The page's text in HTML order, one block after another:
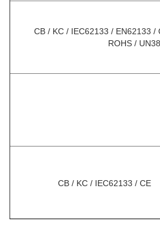
CB / KC / IEC62133 / EN62133 /
ROHS /
CB / KC / IEC62133 / CE